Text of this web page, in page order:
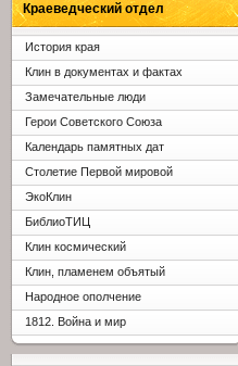
Краеведческий отдел
История края
Клин в документах и фактах
Замечательные люди
Герои Советского Союза
Календарь памятных дат
Столетие Первой мировой
ЭкоКлин
БиблиоТИЦ
Клин космический
Клин, пламенем объятый
Народное ополчение
1812. Война и мир